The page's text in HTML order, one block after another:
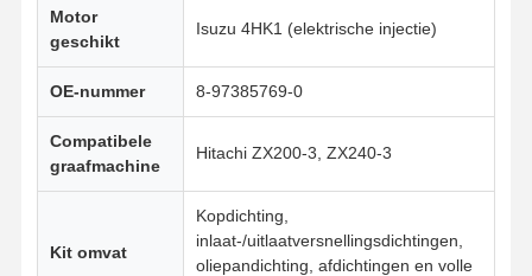
Motor
geschikt
Isuzu 4HK1 (elektrische injectie)
OE-nummer 8-97385769-0
Compatibele
graafmachine
Hitachi ZX200-3, ZX240-3
Kit omvat
Kopdichting,
inlaat-/uitlaatversnellingsdichtingen,
oliepandichting, afdichtingen en volle